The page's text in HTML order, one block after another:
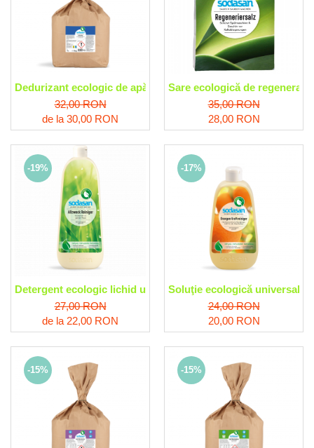
Dedurizant ecologic de apă Sodasan
32,00 RON
de la 30,00 RON
Sare ecologică de
35,00 RON
28,00 RON
-19%
Detergent ecologic lichid universal de curăţenie Sodasan
27,00 RON
de la 22,00 RON
-17%
Soluţie ecologică universală
24,00 RON
20,00 RON
-15% -15%